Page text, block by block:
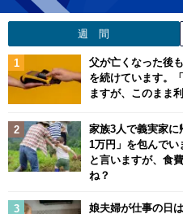
週 間
父が亡くなった後
を続けています。
ますが、このまま
家族3人で義実家に
1万円」を包んでい
と言いますが、食
ね？
娘夫婦が仕事の日